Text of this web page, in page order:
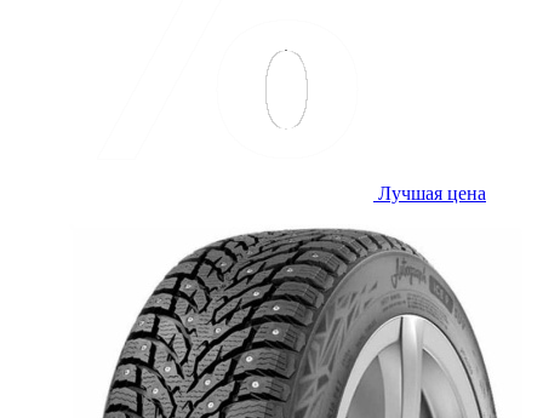
Лучшая цена